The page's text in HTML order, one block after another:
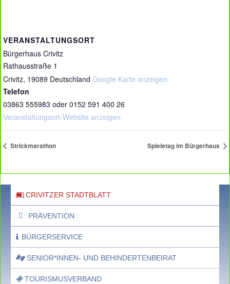
VERANSTALTUNGSORT
Bürgerhaus Crivitz
Rathausstraße 1
Crivitz, 19089 Deutschland Google Karte anzeigen
Telefon
03863 555983 oder 0152 591 400 26
Veranstaltungsort-Website anzeigen
Strickmarathon Spieletag im Bürgerhaus
CRIVITZER STADTBLATT
PRÄVENTION
BÜRGERSERVICE
SENIOR*INNEN- UND BEHINDERTENBEIRAT
TOURISMUSVERBAND